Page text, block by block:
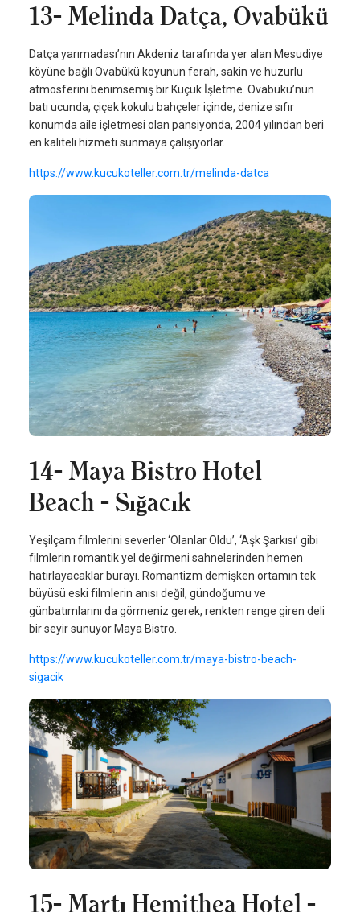
13- Melinda Datça, Ovabükü
Datça yarımadası’nın Akdeniz tarafında yer alan Mesudiye
köyüne bağlı Ovabükü koyunun ferah, sakin ve huzurlu
atmosferini benimsemiş bir Küçük İşletme. Ovabükü’nün
batı ucunda, çiçek kokulu bahçeler içinde, denize sıfır
konumda aile işletmesi olan pansiyonda, 2004 yılından beri
en kaliteli hizmeti sunmaya çalışıyorlar.
https://www.kucukoteller.com.tr/melinda-datca
14- Maya Bistro Hotel
Beach - Sığacık
Yeşilçam filmlerini severler ‘Olanlar Oldu’, ‘Aşk Şarkısı’ gibi
filmlerin romantik yel değirmeni sahnelerinden hemen
hatırlayacaklar burayı. Romantizm demişken ortamın tek
büyüsü eski filmlerin anısı değil, gündoğumu ve
günbatımlarını da görmeniz gerek, renkten renge giren deli
bir seyir sunuyor Maya Bistro.
https://www.kucukoteller.com.tr/maya-bistro-beach-
sigacik
15- Martı Hemithea Hotel -